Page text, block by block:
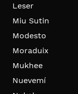
Leser
Miu Sutin
Modesto
Moraduix
Mukhee
Nuevemí